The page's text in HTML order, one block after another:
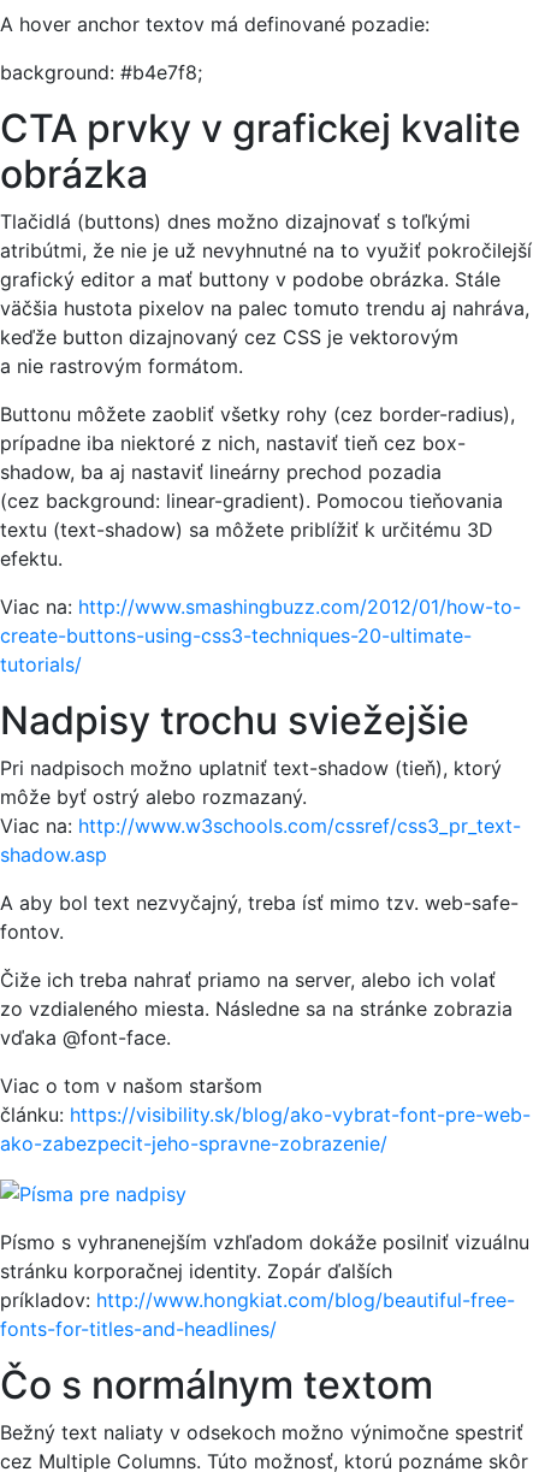
A hover anchor textov má definované pozadie:
background: #b4e7f8;
CTA prvky v grafickej kvalite
obrázka
Tlačidlá (buttons) dnes možno dizajnovať s toľkými
atribútmi, že nie je už nevyhnutné na to využiť pokročilejší
grafický editor a mať buttony v podobe obrázka. Stále
väčšia hustota pixelov na palec tomuto trendu aj nahráva,
keďže button dizajnovaný cez CSS je vektorovým
a nie rastrovým formátom.
Buttonu môžete zaobliť všetky rohy (cez border-radius),
prípadne iba niektoré z nich, nastaviť tieň cez box-
shadow, ba aj nastaviť lineárny prechod pozadia
(cez background: linear-gradient). Pomocou tieňovania
textu (text-shadow) sa môžete priblížiť k určitému 3D
efektu.
Viac na: http://www.smashingbuzz.com/2012/01/how-to-
create-buttons-using-css3-techniques-20-ultimate-
tutorials/
Nadpisy trochu sviežejšie
Pri nadpisoch možno uplatniť text-shadow (tieň), ktorý
môže byť ostrý alebo rozmazaný.
Viac na: http://www.w3schools.com/cssref/css3_pr_text-
shadow.asp
A aby bol text nezvyčajný, treba ísť mimo tzv. web-safe-
fontov.
Čiže ich treba nahrať priamo na server, alebo ich volať
zo vzdialeného miesta. Následne sa na stránke zobrazia
vďaka @font-face.
Viac o tom v našom staršom
článku: https://visibility.sk/blog/ako-vybrat-font-pre-web-
ako-zabezpecit-jeho-spravne-zobrazenie/
Písmo s vyhranenejším vzhľadom dokáže posilniť vizuálnu
stránku korporačnej identity. Zopár ďalších
príkladov: http://www.hongkiat.com/blog/beautiful-free-
fonts-for-titles-and-headlines/
Čo s normálnym textom
Bežný text naliaty v odsekoch možno výnimočne spestriť
cez Multiple Columns. Túto možnosť, ktorú poznáme skôr